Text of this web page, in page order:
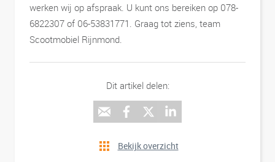
werken wij op afspraak. U kunt ons bereiken op 078-
6822307 of 06-53831771. Graag tot ziens, team
Scootmobiel Rijnmond.
Dit artikel delen:
Bekijk overzicht